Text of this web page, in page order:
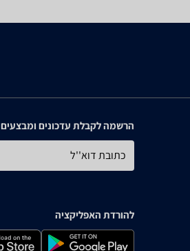
הרשמה לקבלת עדכונים ומבצעים
כתובת דוא''ל
להורדת האפליקציה